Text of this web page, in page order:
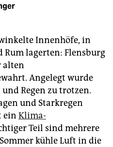
Innenhöfe, in
Rum lagerten: Flensburg
alten
Angelegt wurde
Regen zu trotzen.
und Starkregen
ein Klima-
Teil sind mehrere
kühle Luft in die